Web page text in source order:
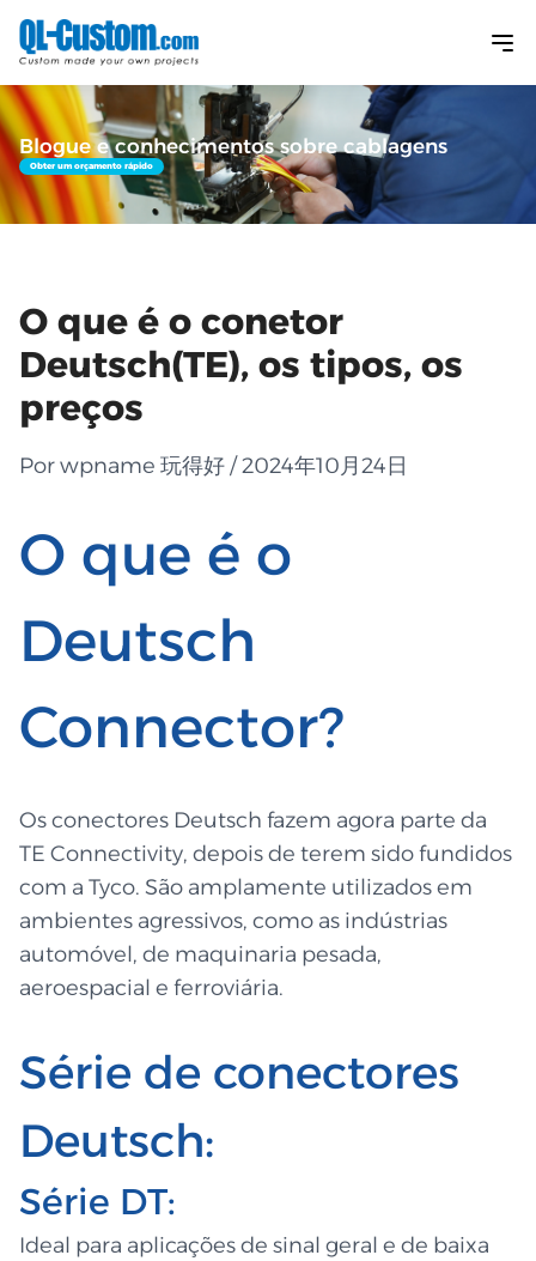
Blogue e conhecimentos sobre cablagens
Obter um orçamento rápido
O que é o conetor
Deutsch(TE), os tipos, os
preços
Por wpname 玩得好 / 2024年10月24日
O que é o
Deutsch
Connector?
Os conectores Deutsch fazem agora parte da
TE Connectivity, depois de terem sido fundidos
com a Tyco. São amplamente utilizados em
ambientes agressivos, como as indústrias
automóvel, de maquinaria pesada,
aeroespacial e ferroviária.
Série de conectores
Deutsch:
Série DT:
Ideal para aplicações de sinal geral e de baixa